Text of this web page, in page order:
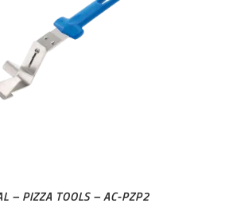
– PIZZA TOOLS – AC-PZP2